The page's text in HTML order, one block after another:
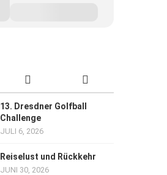
13. Dresdner Golfball
Challenge
JULI 6, 2026
Reiselust und Rückkehr
JUNI 30, 2026